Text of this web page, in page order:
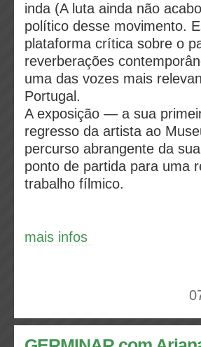
inda (A luta ainda não
político desse movimento.
plataforma crítica sobre o
reverberações
uma das vozes mais
Portugal.
A exposição — a sua
regresso da artista ao
percurso abrangente da
ponto de partida para uma
trabalho fílmico.
mais infos